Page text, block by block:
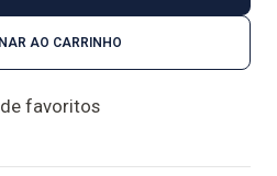
AO CARRINHO
favoritos